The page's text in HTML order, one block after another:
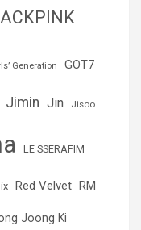
Generation GOT7
Jimin Jin Jisoo
LE SSERAFIM
Red Velvet RM
Joong Ki